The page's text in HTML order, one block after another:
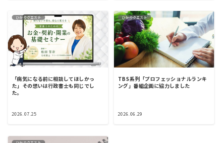
ひかりクエスト
「病気になる前に相談してほしかっ
た」その想いは行政書士も同じでし
た。
2026.07.25
ひかりクエスト
TBS系列「プロフェッショナルランキ
ング」番組企画に協力しました
2026.06.29